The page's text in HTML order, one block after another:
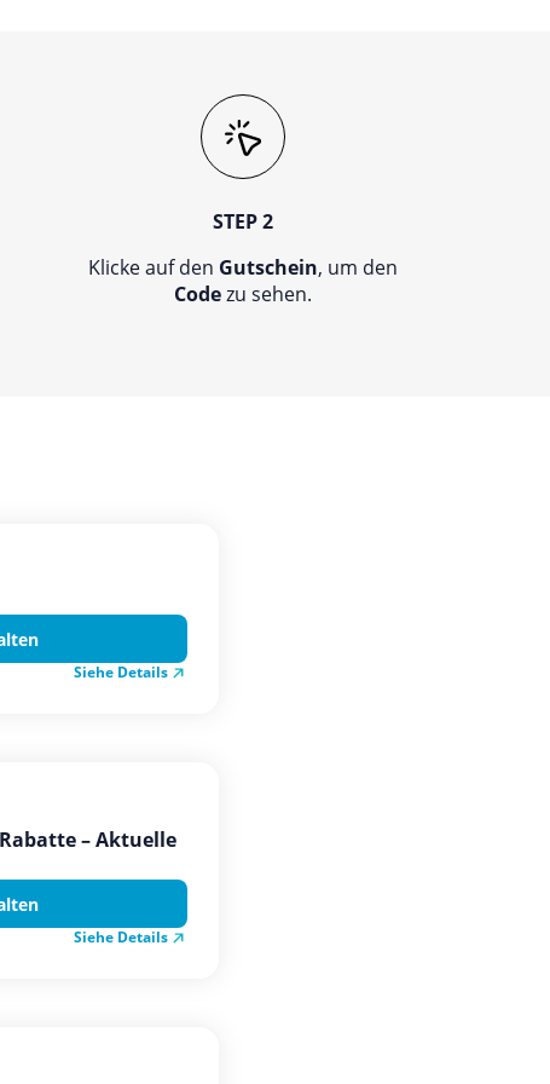
STEP 2
Klicke auf den Gutschein, um den
Codezu sehen.
Siehe Details
– Aktuelle
Siehe Details